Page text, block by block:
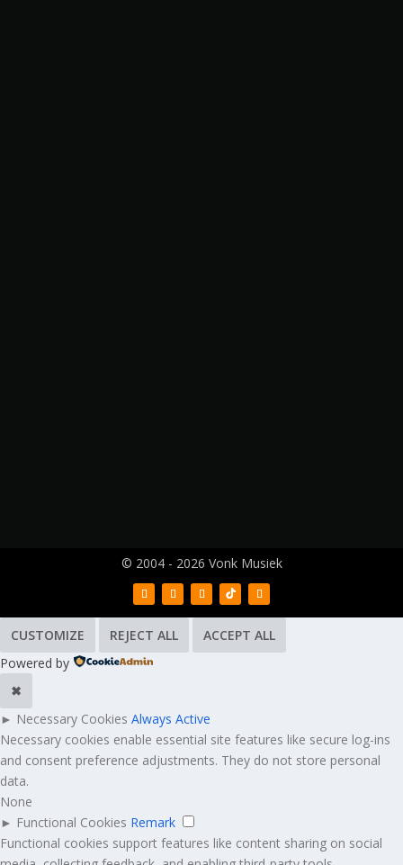
© 2004 - 2026 Vonk Musiek
CUSTOMIZE REJECT ALL
ACCEPT ALL
Powered by
✖
► Necessary Cookies Always Active
Necessary cookies enable essential site features like secure log-ins
and consent preference adjustments. They do not store personal
data.
None
► Functional Cookies Remark
Functional cookies support features like content sharing on social